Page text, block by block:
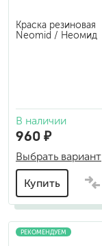
Краска резиновая
Neomid / Неомид
В наличии
960 ₽
Выбрать вариант
Купить
РЕКОМЕНДУЕМ